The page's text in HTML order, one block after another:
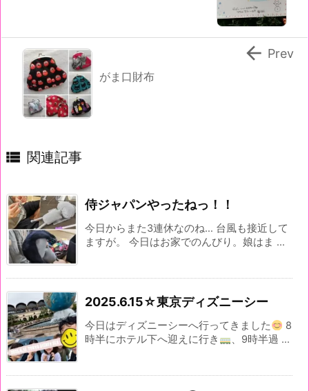
がま口財布
 Prev
 関連記事
侍ジャパンやったねっ！！
今日からまた3連休なのね… 台風も接近して
ますが。 今日はお家でのんびり。娘はま ...
2025.6.15☆東京ディズニーシー
今日はディズニーシーへ行ってきました
8
時半にホテル下へ迎えに行き
、9時半過 ...